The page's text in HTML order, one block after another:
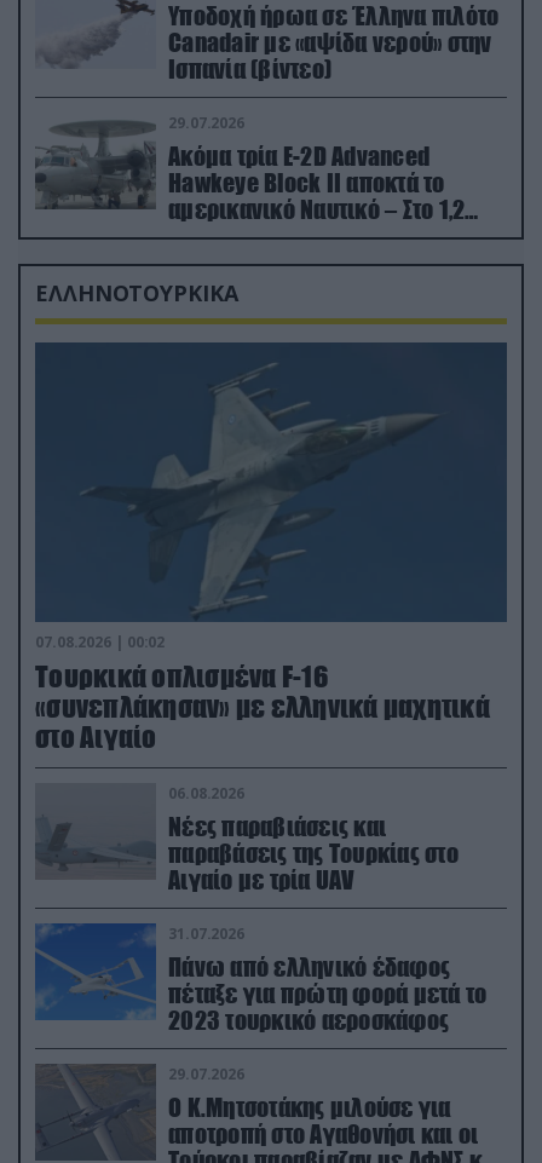
Υποδοχή ήρωα σε Έλληνα πιλότο
Canadair με «αψίδα νερού» στην
Ισπανία (βίντεο)
29.07.2026
Ακόμα τρία E-2D Advanced
Hawkeye Block II αποκτά το
αμερικανικό Ναυτικό – Στο 1,2
δισ.δολάρια το κόστος
ΕΛΛΗΝΟΤΟΥΡΚΙΚΑ
07.08.2026 | 00:02
Τουρκικά οπλισμένα F-16
«συνεπλάκησαν» με ελληνικά μαχητικά
στο Αιγαίο
06.08.2026
Νέες παραβιάσεις και
παραβάσεις της Τουρκίας στο
Αιγαίο με τρία UAV
31.07.2026
Πάνω από ελληνικό έδαφος
πέταξε για πρώτη φορά μετά το
2023 τουρκικό αεροσκάφος
29.07.2026
Ο Κ.Μητσοτάκης μιλούσε για
αποτροπή στο Αγαθονήσι και οι